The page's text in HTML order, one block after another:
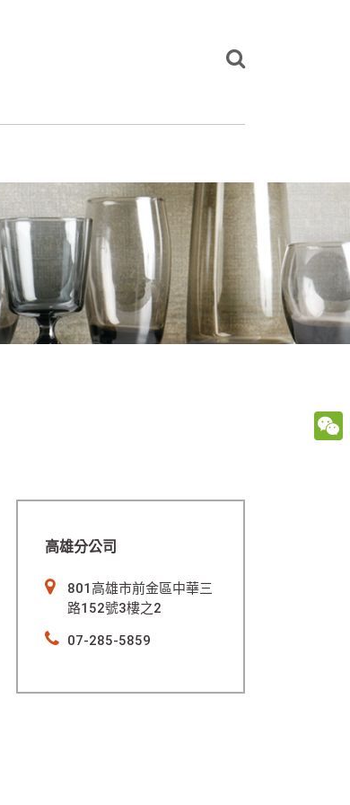
高雄分公司
801高雄市前金區中華三
路152號3樓之2
07-285-5859